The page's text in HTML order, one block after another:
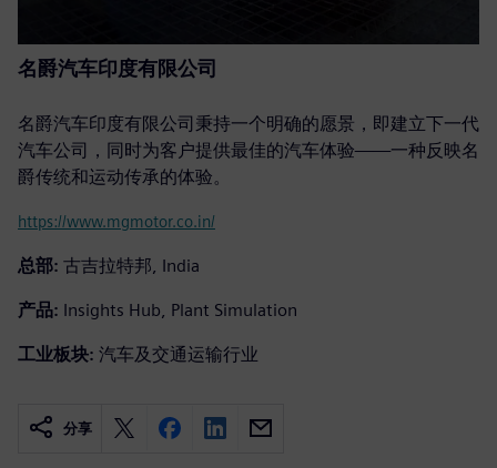
名爵汽车印度有限公司
名爵汽车印度有限公司秉持一个明确的愿景，即建立下一代
汽车公司，同时为客户提供最佳的汽车体验——一种反映名
爵传统和运动传承的体验。
https://www.mgmotor.co.in/
总部: 古吉拉特邦, India
产品: Insights Hub, Plant Simulation
工业板块: 汽车及交通运输行业
分享